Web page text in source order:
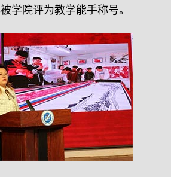
学院评为教学能手称号。